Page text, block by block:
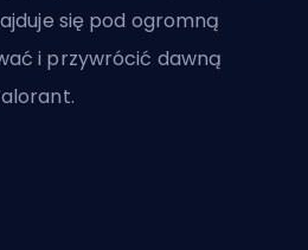
się pod ogromną
i przywrócić dawną